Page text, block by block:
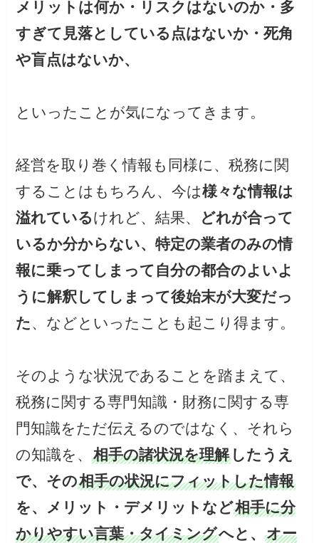
メリットは何か・リスクはないのか・多
すぎて見落としている点はないか・死角
や盲点はないか、
といったことが気になってきます。
経営を取り巻く情報も同様に、税務に関
することはもちろん、今は様々な情報は
溢れているけれど、結果、
どれが合って
いるか分からない、特定の業者のみの情
報に乗ってしまって自分の都合のよいよ
うに解釈してしまって後始末が大変だっ
た 、などといったことも起こり得ます。
そのような状況であることを踏まえて、
税務に関する専門知識・財務に関する専
門知識をただ伝えるのではなく、それら
の知識を、相手の諸状況を理解 したうえ
で、その相手の状況にフィットした情報
を、メリット・デメリットなど相手に分
かりやすい言葉・タイミングへと、オー